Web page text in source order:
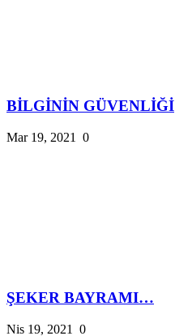
BİLGİNİN GÜVENLİĞİ
Mar 19, 2021 0
ŞEKER BAYRAMI…
Nis 19, 2021 0